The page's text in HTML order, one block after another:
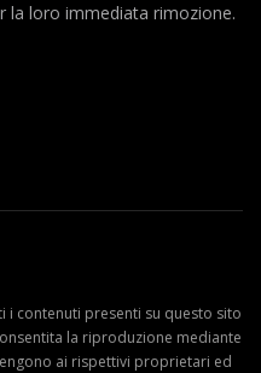
la loro immediata rimozione.
i contenuti presenti su questo sito
la riproduzione mediante
ai rispettivi proprietari ed